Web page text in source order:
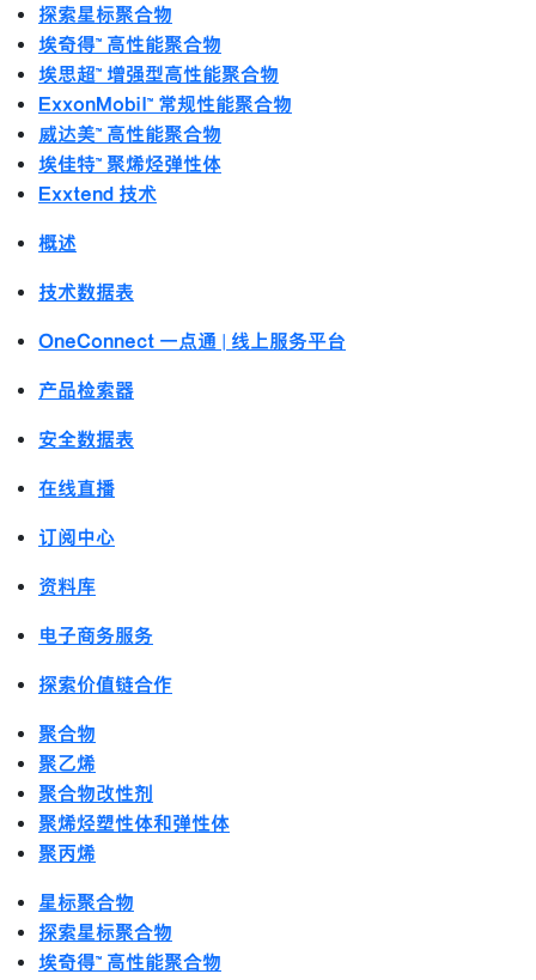
探索星标聚合物
埃奇得™ 高性能聚合物
埃思超™ 增强型高性能聚合物
ExxonMobil™ 常规性能聚合物
威达美™ 高性能聚合物
埃佳特™ 聚烯烃弹性体
Exxtend 技术
概述
技术数据表
OneConnect 一点通 | 线上服务平台
产品检索器
安全数据表
在线直播
订阅中心
资料库
电子商务服务
探索价值链合作
聚合物
聚乙烯
聚合物改性剂
聚烯烃塑性体和弹性体
聚丙烯
星标聚合物
探索星标聚合物
埃奇得™ 高性能聚合物